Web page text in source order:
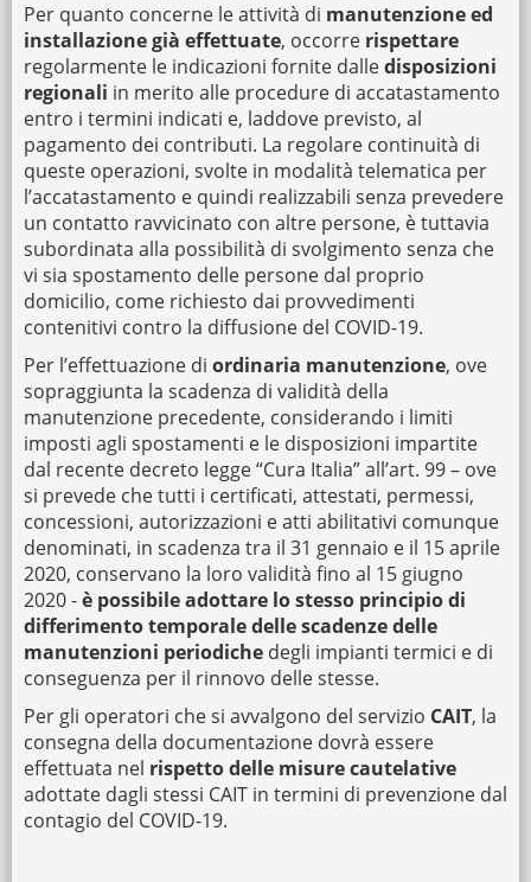
Per quanto concerne le attività di manutenzione ed
installazione già effettuate, occorre rispettare
regolarmente le indicazioni fornite dalledisposizioni
regionali in merito alle procedure di accatastamento
entro i termini indicati e, laddove previsto, al
pagamento dei contributi. La regolare continuità di
queste operazioni, svolte in modalità telematica per
l’accatastamento e quindi realizzabili senza prevedere
un contatto ravvicinato con altre persone, è tuttavia
subordinata alla possibilità di svolgimento senza che
vi sia spostamento delle persone dal proprio
domicilio, come richiesto dai provvedimenti
contenitivi contro la diffusione del COVID-19.
Per l’effettuazione di ordinaria manutenzione, ove
sopraggiunta la scadenza di validità della
manutenzione precedente, considerando i limiti
imposti agli spostamenti e le disposizioni impartite
dal recente decreto legge “Cura Italia” all’art. 99 – ove
si prevede che tutti i certificati, attestati, permessi,
concessioni, autorizzazioni e atti abilitativi comunque
denominati, in scadenza tra il 31 gennaio e il 15 aprile
2020, conservano la loro validità fino al 15 giugno
2020 -è possibile adottare lo stesso principio di
differimento temporale delle scadenze delle
manutenzioni periodiche degli impianti termici e di
conseguenza per il rinnovo delle stesse.
Per gli operatori che si avvalgono del servizio CAIT, la
consegna della documentazione dovrà essere
effettuata nel rispetto delle misure cautelative
adottate dagli stessi CAIT in termini di prevenzione dal
contagio del COVID-19.